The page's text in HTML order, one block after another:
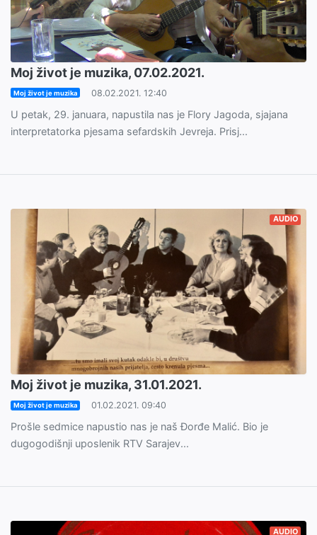
Moj život je muzika, 07.02.2021.
Moj život je muzika 08.02.2021. 12:40
U petak, 29. januara, napustila nas je Flory Jagoda, sjajana
interpretatorka pjesama sefardskih Jevreja. Prisj...
AUDIO
Moj život je muzika, 31.01.2021.
Moj život je muzika 01.02.2021. 09:40
Prošle sedmice napustio nas je naš Đorđe Malić. Bio je
dugogodišnji uposlenik RTV Sarajev...
AUDIO